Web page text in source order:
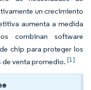
un crecimiento
aumenta a medida
combinan software
chip para proteger los
de venta promedio. [1]